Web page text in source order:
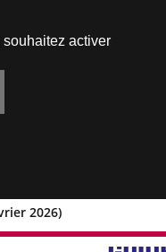
2026)
activer